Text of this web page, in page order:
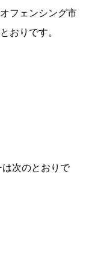
フェンシング市
おりです。
次のとおりで